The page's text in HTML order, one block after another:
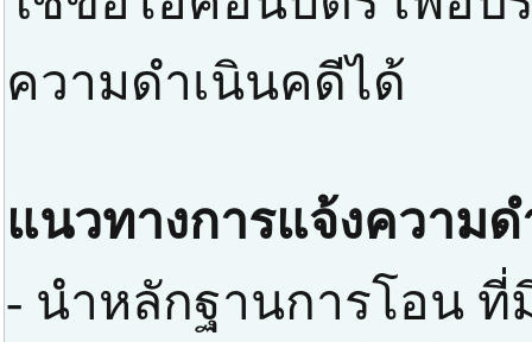
ความดำเนินคดีได้
แนวทางการแจ้งความ
- นำหลักฐานการโอน